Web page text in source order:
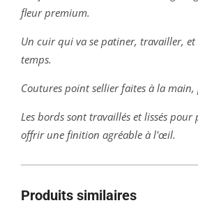
fleur premium.
Un cuir qui va se patiner, travailler, et
temps.
Coutures point sellier faites à la
Les bords sont travaillés et lissés
offrir une finition agréable à l'œil.
Produits similaires